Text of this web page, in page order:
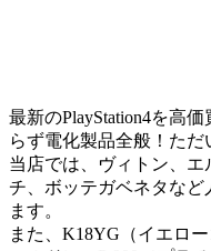
最新のPlayStation4を高
らず電化製品全般！ただ
当店では、ヴィトン、
チ、ボッテガベネタな
ます。
また、K18YG（イエロ